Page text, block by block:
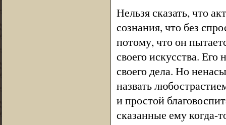
Нельзя сказать, что
сознания, что без
потому, что он
своего искусства.
своего дела. Но
назвать
и простой
сказанные ему когда-